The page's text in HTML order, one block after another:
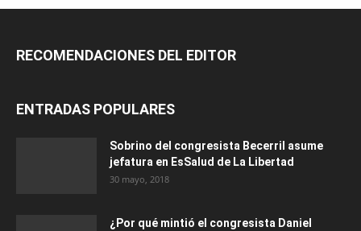
RECOMENDACIONES DEL EDITOR
ENTRADAS POPULARES
Sobrino del congresista Becerril asume
jefatura en EsSalud de La Libertad
30 mayo, 2018
¿Por qué mintió el congresista Daniel